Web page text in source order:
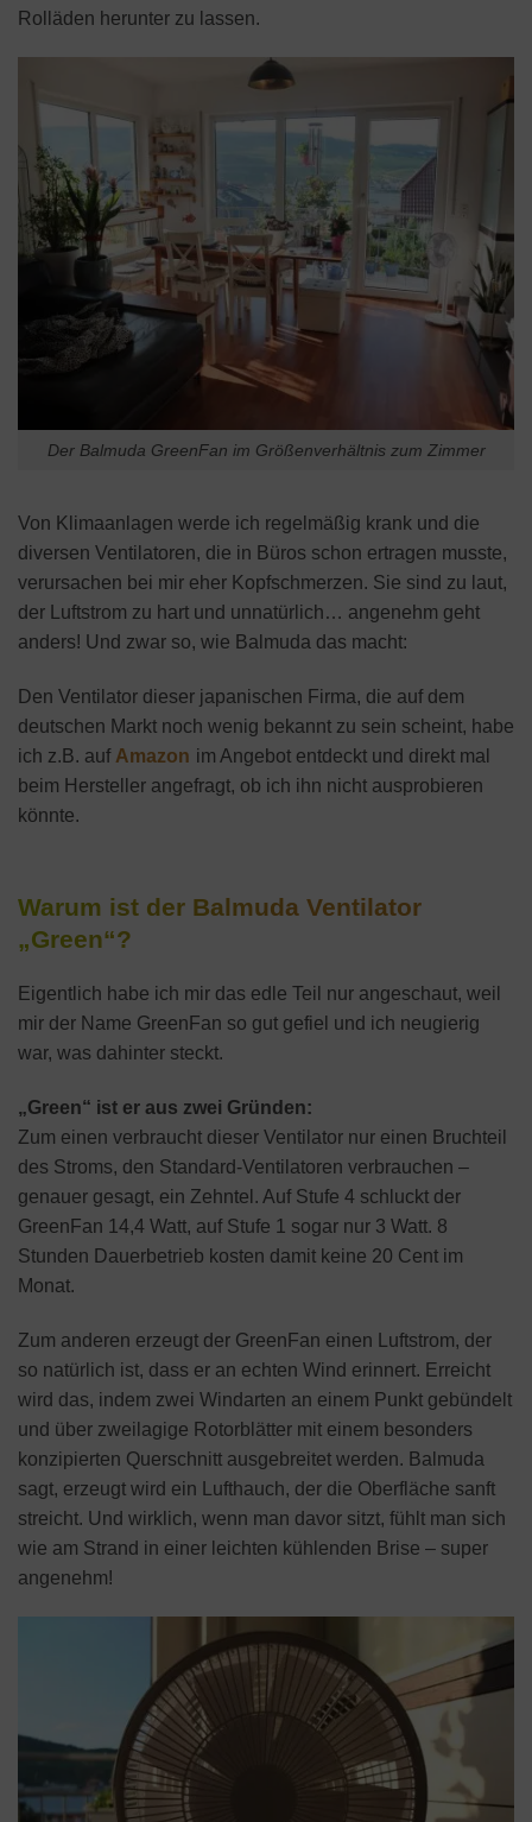
Rolläden herunter zu lassen.
Der Balmuda GreenFan im Größenverhältnis zum Zimmer
Von Klimaanlagen werde ich regelmäßig krank und die
diversen Ventilatoren, die in Büros schon ertragen musste,
verursachen bei mir eher Kopfschmerzen. Sie sind zu laut,
der Luftstrom zu hart und unnatürlich… angenehm geht
anders! Und zwar so, wie Balmuda das macht:
Den Ventilator dieser japanischen Firma, die auf dem
deutschen Markt noch wenig bekannt zu sein scheint, habe
ich z.B. auf Amazon im Angebot entdeckt und direkt mal
beim Hersteller angefragt, ob ich ihn nicht ausprobieren
könnte.
Warum ist der Balmuda Ventilator
„Green“?
Eigentlich habe ich mir das edle Teil nur angeschaut, weil
mir der Name GreenFan so gut gefiel und ich neugierig
war, was dahinter steckt.
„Green“ ist er aus zwei Gründen:
Zum einen verbraucht dieser Ventilator nur einen Bruchteil
des Stroms, den Standard-Ventilatoren verbrauchen –
genauer gesagt, ein Zehntel. Auf Stufe 4 schluckt der
GreenFan 14,4 Watt, auf Stufe 1 sogar nur 3 Watt. 8
Stunden Dauerbetrieb kosten damit keine 20 Cent im
Monat.
Zum anderen erzeugt der GreenFan einen Luftstrom, der
so natürlich ist, dass er an echten Wind erinnert. Erreicht
wird das, indem zwei Windarten an einem Punkt gebündelt
und über zweilagige Rotorblätter mit einem besonders
konzipierten Querschnitt ausgebreitet werden. Balmuda
sagt, erzeugt wird ein Lufthauch, der die Oberfläche sanft
streicht. Und wirklich, wenn man davor sitzt, fühlt man sich
wie am Strand in einer leichten kühlenden Brise – super
angenehm!